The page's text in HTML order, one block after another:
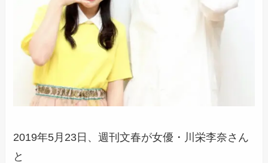
2019年5月23日、週刊文春が女優・川栄李奈さん
と